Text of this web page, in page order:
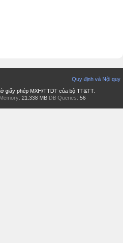
Quy định và Nội quy
giấy phép MXH/TTDT của bộ TT&TT.
Memory: 21.338 MB DB Queries: 56